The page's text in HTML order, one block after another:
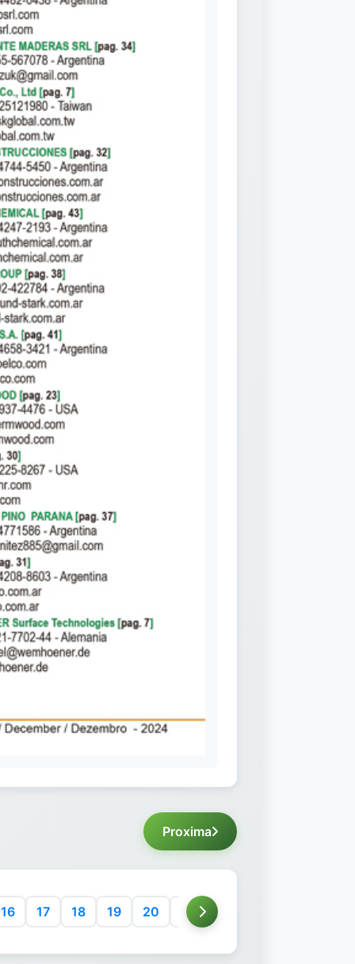
Proxima
16 17 18 19 20 21 22